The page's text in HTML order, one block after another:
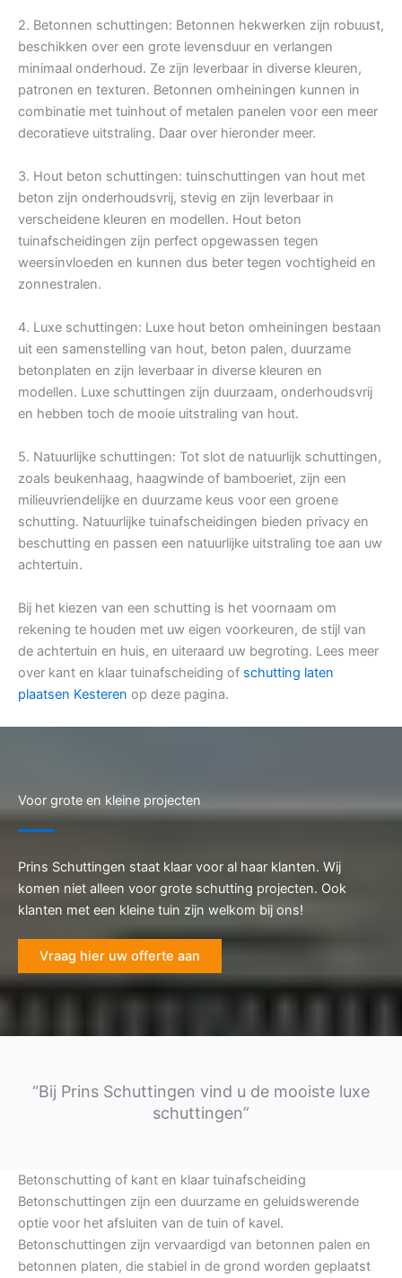
2. Betonnen schuttingen: Betonnen hekwerken zijn robuust,
beschikken over een grote levensduur en verlangen
minimaal onderhoud. Ze zijn leverbaar in diverse kleuren,
patronen en texturen. Betonnen omheiningen kunnen in
combinatie met tuinhout of metalen panelen voor een meer
decoratieve uitstraling. Daar over hieronder meer.
3. Hout beton schuttingen: tuinschuttingen van hout met
beton zijn onderhoudsvrij, stevig en zijn leverbaar in
verscheidene kleuren en modellen. Hout beton
tuinafscheidingen zijn perfect opgewassen tegen
weersinvloeden en kunnen dus beter tegen vochtigheid en
zonnestralen.
4. Luxe schuttingen: Luxe hout beton omheiningen bestaan
uit een samenstelling van hout, beton palen, duurzame
betonplaten en zijn leverbaar in diverse kleuren en
modellen. Luxe schuttingen zijn duurzaam, onderhoudsvrij
en hebben toch de mooie uitstraling van hout.
5. Natuurlijke schuttingen: Tot slot de natuurlijk schuttingen,
zoals beukenhaag, haagwinde of bamboeriet, zijn een
milieuvriendelijke en duurzame keus voor een groene
schutting. Natuurlijke tuinafscheidingen bieden privacy en
beschutting en passen een natuurlijke uitstraling toe aan uw
achtertuin.
Bij het kiezen van een schutting is het voornaam om
rekening te houden met uw eigen voorkeuren, de stijl van
de achtertuin en huis, en uiteraard uw begroting. Lees meer
over kant en klaar tuinafscheiding of schutting laten
plaatsen Kesteren op deze pagina.
Voor grote en kleine projecten
Prins Schuttingen staat klaar voor al haar klanten. Wij
komen niet alleen voor grote schutting projecten. Ook
klanten met een kleine tuin zijn welkom bij ons!
Vraag hier uw offerte aan
“Bij Prins Schuttingen vind u de mooiste luxe
schuttingen”
Betonschutting of kant en klaar tuinafscheiding
Betonschuttingen zijn een duurzame en geluidswerende
optie voor het afsluiten van de tuin of kavel.
Betonschuttingen zijn vervaardigd van betonnen palen en
betonnen platen, die stabiel in de grond worden geplaatst